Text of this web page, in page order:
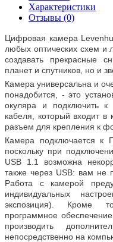
Характеристики
Отзывы (0)
Цифровая камера
любых оптических схем и
создавать прекрасные
планет и спутников, но и
Камера универсальна и
понадобится, - это
окуляра и подключить
кабеля, который входит в
разъем для крепления к
Камера подключается к
поскольку при
USB 1.1 возможна
также через USB: вам не
Работа с камерой
индивидуальных
экспозиция). Кроме
программное
производить
непосредственно на